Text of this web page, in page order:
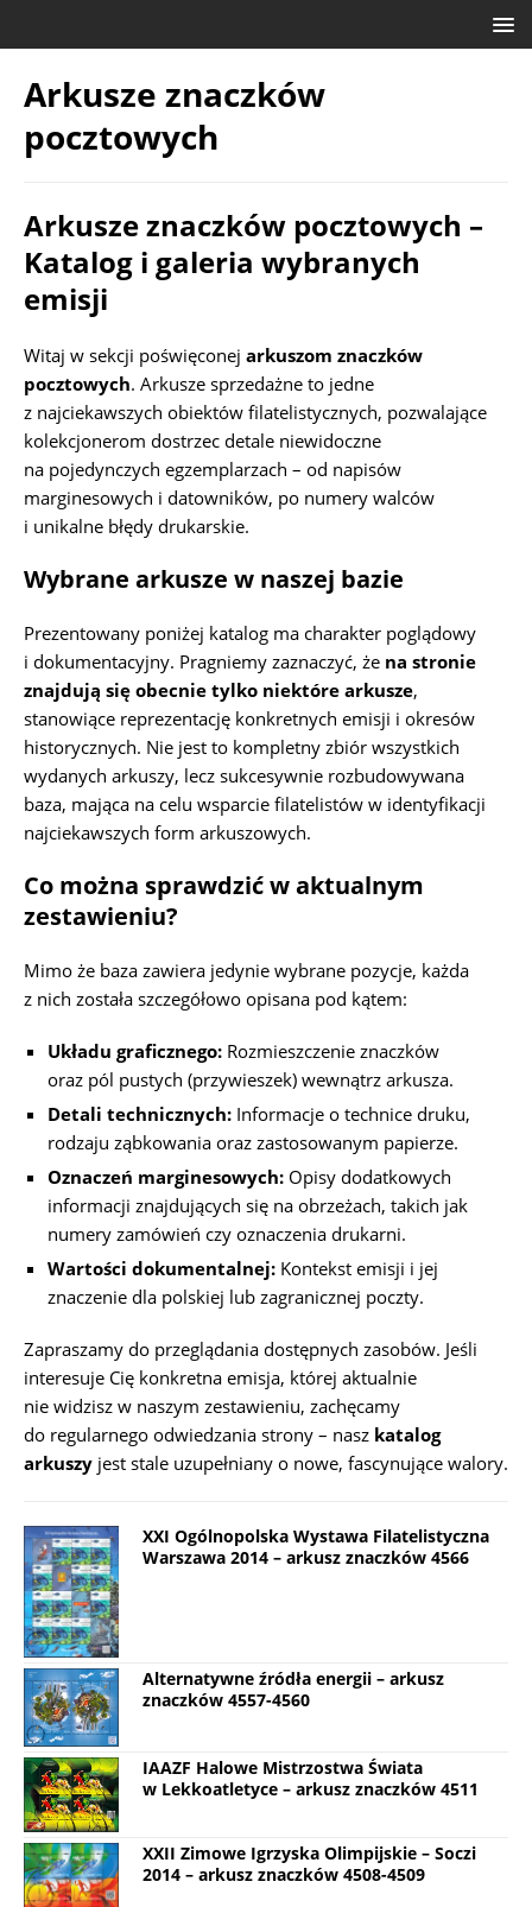
Arkusze znaczków
pocztowych
Arkusze znaczków pocztowych –
Katalog i galeria wybranych
emisji
Witaj w sekcji poświęconej arkuszom znaczków
pocztowych. Arkusze sprzedażne to jedne
z najciekawszych obiektów filatelistycznych, pozwalające
kolekcjonerom dostrzec detale niewidoczne
na pojedynczych egzemplarzach – od napisów
marginesowych i datowników, po numery walców
i unikalne błędy drukarskie.
Wybrane arkusze w naszej bazie
Prezentowany poniżej katalog ma charakter poglądowy
i dokumentacyjny. Pragniemy zaznaczyć, że na stronie
znajdują się obecnie tylko niektóre arkusze,
stanowiące reprezentację konkretnych emisji i okresów
historycznych. Nie jest to kompletny zbiór wszystkich
wydanych arkuszy, lecz sukcesywnie rozbudowywana
baza, mająca na celu wsparcie filatelistów w identyfikacji
najciekawszych form arkuszowych.
Co można sprawdzić w aktualnym
zestawieniu?
Mimo że baza zawiera jedynie wybrane pozycje, każda
z nich została szczegółowo opisana pod kątem:
Układu graficznego: Rozmieszczenie znaczków
oraz pól pustych (przywieszek) wewnątrz arkusza.
Detali technicznych: Informacje o technice druku,
rodzaju ząbkowania oraz zastosowanym papierze.
Oznaczeń marginesowych: Opisy dodatkowych
informacji znajdujących się na obrzeżach, takich jak
numery zamówień czy oznaczenia drukarni.
Wartości dokumentalnej: Kontekst emisji i jej
znaczenie dla polskiej lub zagranicznej poczty.
Zapraszamy do przeglądania dostępnych zasobów. Jeśli
interesuje Cię konkretna emisja, której aktualnie
nie widzisz w naszym zestawieniu, zachęcamy
do regularnego odwiedzania strony – nasz katalog
arkuszy jest stale uzupełniany o nowe, fascynujące walory.
XXI Ogólnopolska Wystawa Filatelistyczna
Warszawa 2014 – arkusz znaczków 4566
Alternatywne źródła energii – arkusz
znaczków 4557-4560
IAAZF Halowe Mistrzostwa Świata
w Lekkoatletyce – arkusz znaczków 4511
XXII Zimowe Igrzyska Olimpijskie – Soczi
2014 – arkusz znaczków 4508-4509